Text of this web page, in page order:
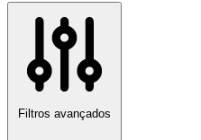
Filtros avançados